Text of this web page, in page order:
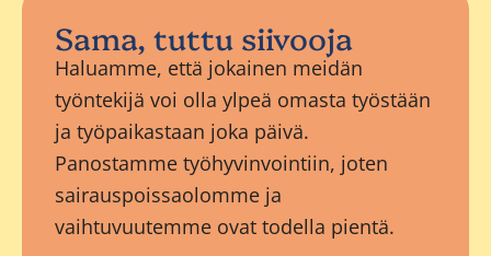
Sama, tuttu siivooja
Haluamme, että jokainen meidän
työntekijä voi olla ylpeä omasta työstään
ja työpaikastaan joka päivä.
Panostamme työhyvinvointiin, joten
sairauspoissaolomme ja
vaihtuvuutemme ovat todella pientä.